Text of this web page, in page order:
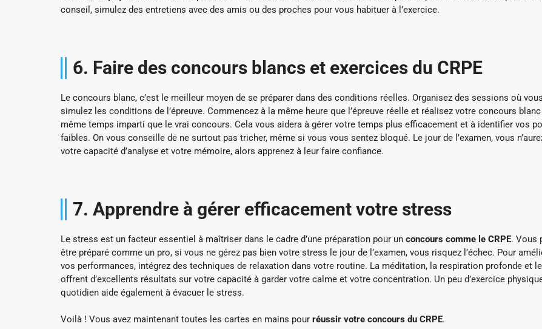
conseil, simulez des entretiens avec des amis ou des proches pour vous habituer à l’exercice.
6. Faire des concours blancs et exercices du CRPE
Le concours blanc, c’est le meilleur moyen de se préparer dans des conditions réelles. Organisez des sessions où vous
simulez les conditions de l’épreuve. Commencez à la même heure que l’épreuve réelle et réalisez votre concours
même temps imparti que le vrai concours. Cela vous aidera à gérer votre temps plus efficacement et à identifier vos
faibles. On vous conseille de ne surtout pas tricher, même si vous vous sentez bloqué. Le jour de l’examen, vous
votre capacité d’analyse et votre mémoire, alors apprenez à leur faire confiance.
7. Apprendre à gérer efficacement votre stress
Le stress est un facteur essentiel à maîtriser dans le cadre d’une préparation pour un concours comme le CRPE. Vous
être préparé comme un pro, si vous ne gérez pas bien votre stress le jour de l’examen, vous risquez l’échec. Pour
vos performances, intégrez des techniques de relaxation dans votre routine. La méditation, la respiration profonde et
offrent d’excellents résultats sur votre capacité à garder votre calme et votre concentration. Un peu d’exercice
quotidien aide également à évacuer le stress.
Voilà ! Vous avez maintenant toutes les cartes en mains pour réussir votre concours du CRPE.